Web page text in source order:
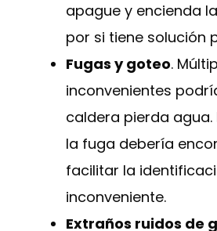
apague y encienda
por si tiene solución
Fugas y goteo.
inconvenientes
caldera pierda agua.
la fuga debería
facilitar la
inconveniente.
Extraños ruidos de